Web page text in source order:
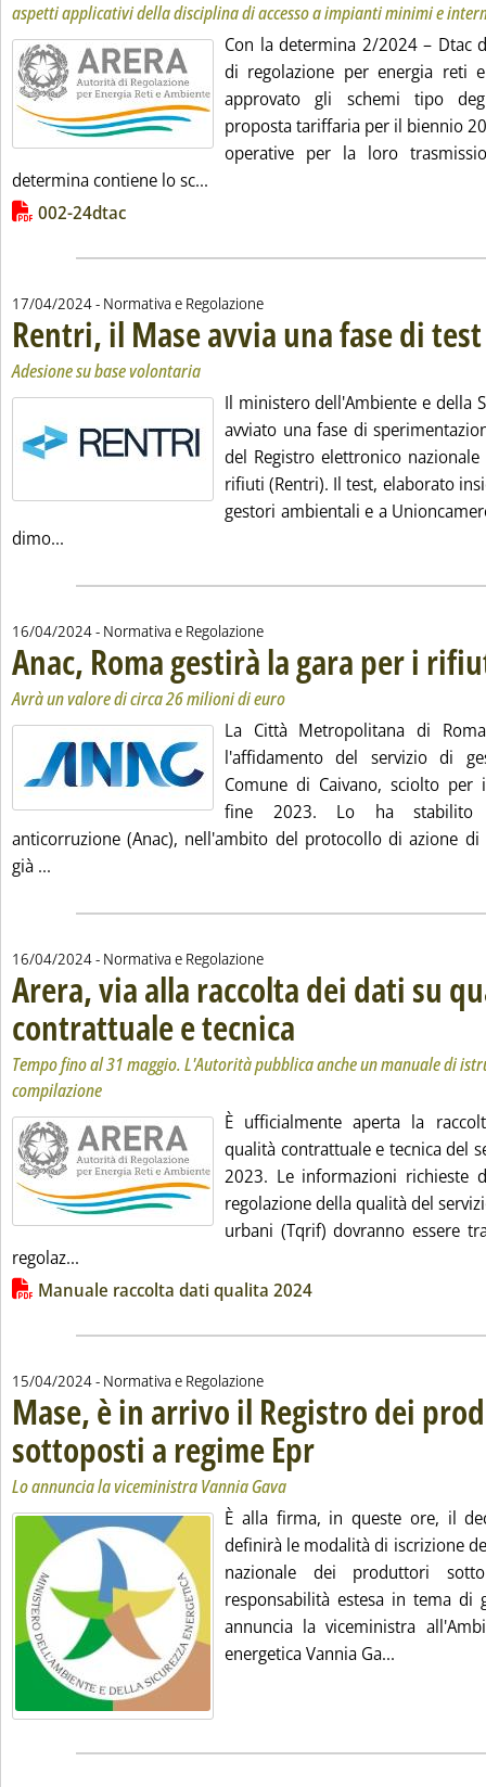
aspetti applicativi della disciplina di accesso a impianti minimi e
Con la determina 2/2024 – Dtac
di regolazione per energia reti
approvato gli schemi tipo
proposta tariffaria per il biennio
operative per la loro
determina contiene lo sc...
Lista allegati PDF alla notizia
002-24dtac
17/04/2024- Normativa e Regolazione
Rentri, il Mase avvia una fase di test
Adesione su base volontaria
Il ministero dell'Ambiente e della
avviato una fase di
del Registro elettronico
rifiuti (Rentri). Il test, elaborato
gestori ambientali e a
dimo...
16/04/2024- Normativa e Regolazione
Anac, Roma gestirà la gara per i
Avrà un valore di circa 26 milioni di euro
La Città Metropolitana di
l'affidamento del servizio di
Comune di Caivano, sciolto per
fine 2023. Lo ha stabilito
anticorruzione (Anac), nell'ambito del protocollo di azione di
già ...
16/04/2024- Normativa e Regolazione
Arera, via alla raccolta dei dati su
contrattuale e tecnica . Sottotitolo: Tempo fino al 31
. Pubblicata martedì 16 aprile 2024
Tempo fino al 31 maggio. L'Autorità pubblica anche un manuale di
compilazione
È ufficialmente aperta la
qualità contrattuale e tecnica del
2023. Le informazioni richieste
regolazione della qualità del
urbani (Tqrif) dovranno essere
regolaz...
Lista allegati PDF alla notizia
Manuale raccolta dati qualita 2024
15/04/2024- Normativa e Regolazione
Mase, è in arrivo il Registro dei
sottoposti a regime Epr. Sottotitolo: Lo annuncia la
. Pubblicata lunedì 15 aprile
Lo annuncia la viceministra Vannia Gava
È alla firma, in queste ore, il
definirà le modalità di iscrizione
nazionale dei produttori
responsabilità estesa in tema di
annuncia la viceministra
energetica Vannia Ga...